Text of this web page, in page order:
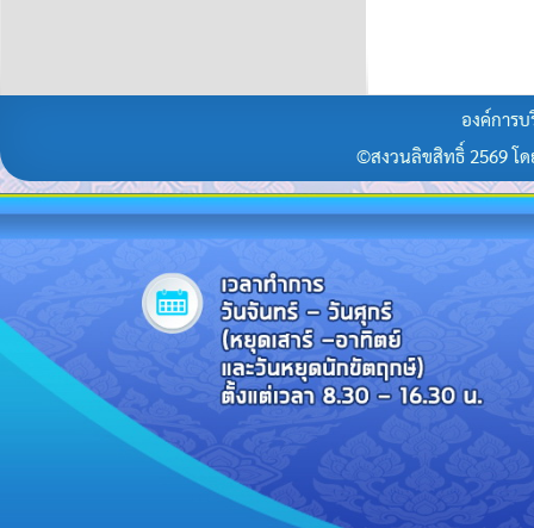
องค์การ
©สงวนลิขสิทธิ์ 2569 โ